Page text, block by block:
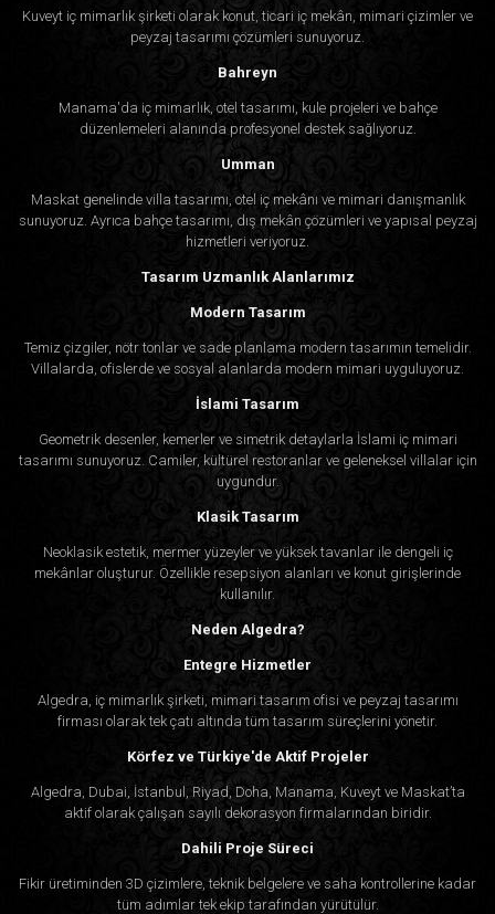
Kuveyt iç mimarlık şirketi olarak konut, ticari iç mekân, mimari çizimler ve
peyzaj tasarımı çözümleri sunuyoruz.
Bahreyn
Manama'da iç mimarlık, otel tasarımı, kule projeleri ve bahçe
düzenlemeleri alanında profesyonel destek sağlıyoruz.
Umman
Maskat genelinde villa tasarımı, otel iç mekânı ve mimari danışmanlık
sunuyoruz. Ayrıca bahçe tasarımı, dış mekân çözümleri ve yapısal peyzaj
hizmetleri veriyoruz.
Tasarım Uzmanlık Alanlarımız
Modern Tasarım
Temiz çizgiler, nötr tonlar ve sade planlama modern tasarımın temelidir.
Villalarda, ofislerde ve sosyal alanlarda modern mimari uyguluyoruz.
İslami Tasarım
Geometrik desenler, kemerler ve simetrik detaylarla İslami iç mimari
tasarımı sunuyoruz. Camiler, kültürel restoranlar ve geleneksel villalar için
uygundur.
Klasik Tasarım
Neoklasik estetik, mermer yüzeyler ve yüksek tavanlar ile dengeli iç
mekânlar oluşturur. Özellikle resepsiyon alanları ve konut girişlerinde
kullanılır.
Neden Algedra?
Entegre Hizmetler
Algedra, iç mimarlık şirketi, mimari tasarım ofisi ve peyzaj tasarımı
firması olarak tek çatı altında tüm tasarım süreçlerini yönetir.
Körfez ve Türkiye'de Aktif Projeler
Algedra, Dubai, İstanbul, Riyad, Doha, Manama, Kuveyt ve Maskat’ta
aktif olarak çalışan sayılı dekorasyon firmalarından biridir.
Dahili Proje Süreci
Fikir üretiminden 3D çizimlere, teknik belgelere ve saha kontrollerine kadar
tüm adımlar tek ekip tarafından yürütülür.